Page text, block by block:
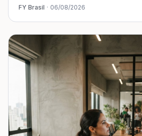
FY Brasil · 06/08/2026